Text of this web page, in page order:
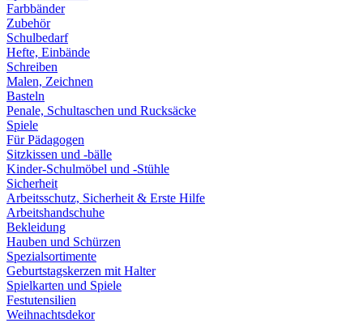
Farbbänder
Zubehör
Schulbedarf
Hefte, Einbände
Schreiben
Malen, Zeichnen
Basteln
Penale, Schultaschen und Rucksäcke
Spiele
Für Pädagogen
Sitzkissen und -bälle
Kinder-Schulmöbel und -Stühle
Sicherheit
Arbeitsschutz, Sicherheit & Erste Hilfe
Arbeitshandschuhe
Bekleidung
Hauben und Schürzen
Spezialsortimente
Geburtstagskerzen mit Halter
Spielkarten und Spiele
Festutensilien
Weihnachtsdekor